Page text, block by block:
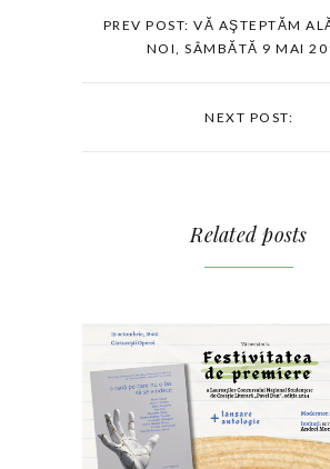
PREV POST: VĂ AŞTEPTĂM
NOI, SÂMBĂTĂ 9 MAI
NEXT POST:
Related posts